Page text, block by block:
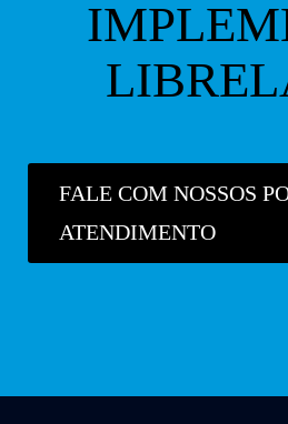
FALE COM NOSSOS
ATENDIMENTO